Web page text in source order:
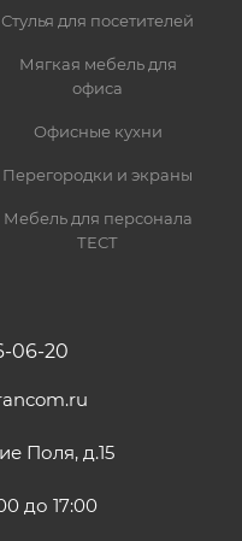
Стулья для посетителей
Мягкая мебель для
офиса
Офисные кухни
Перегородки и экраны
Мебель для персонала
ТЕСТ
06-20
Поля, д.15
до 17:00